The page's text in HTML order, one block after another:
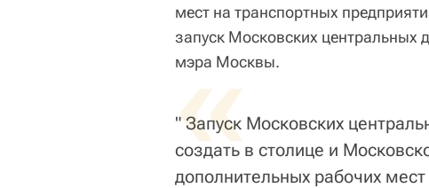
мест на транспортных
запуск Московских
мэра Москвы.
«
" Запуск Московских
создать в столице и
дополнительных рабочих